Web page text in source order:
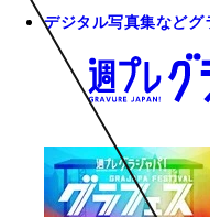
デジタル写真集など